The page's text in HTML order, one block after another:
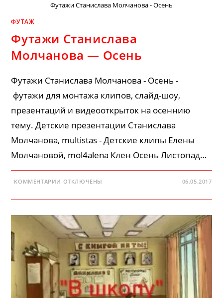
Футажи Станислава Молчанова - Осень
ФУТАЖ
Футажи Станислава
Молчанова — Осень
Футажи Станислава Молчанова - Осень -
футажи для монтажа клипов, слайд-шоу,
презентаций и видеооткрыток на осеннию
тему. Детские презентации Станислава
Молчанова, multistas - Детские клипы Елены
Молчановой, mol4alena Клен Осень Листопад…
КОММЕНТАРИИ К
СТАНИСЛАВА
—
ОСЕНЬ
ОТКЛЮЧЕНЫ 06.05.2017